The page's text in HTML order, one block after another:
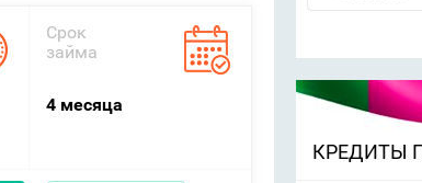
Срок
займа
4 месяца
КРЕДИТЫ